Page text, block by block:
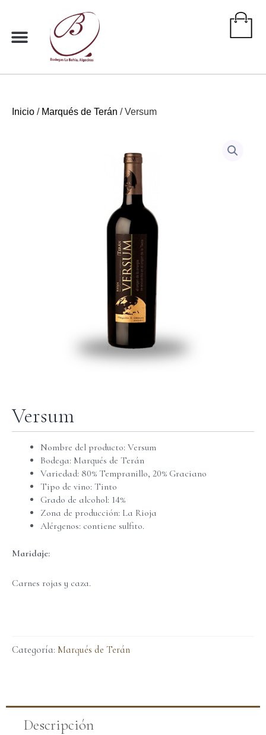
contenido
Inicio / Marqués de Terán / Versum
Versum
Nombre del producto: Versum
Bodega: Marqués de Terán
Variedad: 80% Tempranillo, 20% Graciano
Tipo de vino: Tinto
Grado de alcohol: 14%
Zona de producción: La Rioja
Alérgenos: contiene sulfito.
Maridaje:
Carnes rojas y caza.
Categoría: Marqués de Terán
Descripción